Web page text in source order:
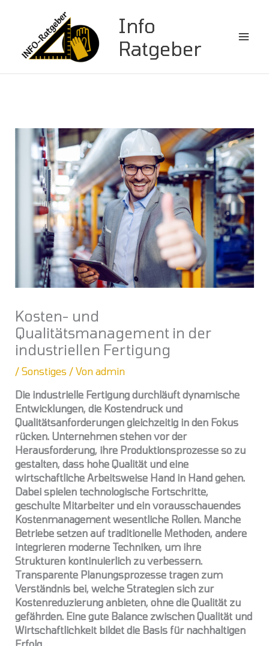
springen
Info
Ratgeber
Kosten- und
Qualitätsmanagement in der
industriellen Fertigung
/Sonstiges / Vonadmin
Die industrielle Fertigung durchläuft dynamische
Entwicklungen, die Kostendruck und
Qualitätsanforderungen gleichzeitig in den Fokus
rücken. Unternehmen stehen vor der
Herausforderung, ihre Produktionsprozesse so zu
gestalten, dass hohe Qualität und eine
wirtschaftliche Arbeitsweise Hand in Hand gehen.
Dabei spielen technologische Fortschritte,
geschulte Mitarbeiter und ein vorausschauendes
Kostenmanagement wesentliche Rollen. Manche
Betriebe setzen auf traditionelle Methoden, andere
integrieren moderne Techniken, um ihre
Strukturen kontinuierlich zu verbessern.
Transparente Planungsprozesse tragen zum
Verständnis bei, welche Strategien sich zur
Kostenreduzierung anbieten, ohne die Qualität zu
gefährden. Eine gute Balance zwischen Qualität und
Wirtschaftlichkeit bildet die Basis für nachhaltigen